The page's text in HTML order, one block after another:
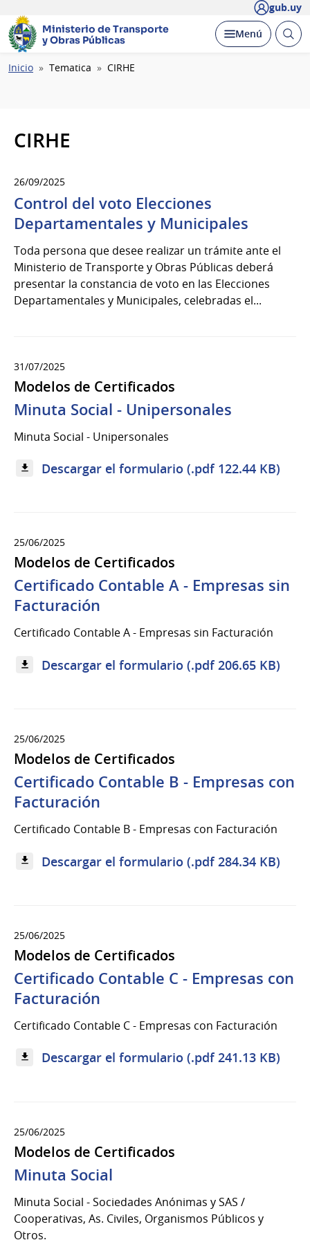
gub.uy
Ministerio de Transporte
y Obras Públicas
Desplegar
Menú Abrir
Ruta
Inicio Tematica CIRHE
CIRHE
26/09/2025
Control del voto Elecciones
Departamentales y Municipales
Toda persona que desee realizar un trámite ante el
Ministerio de Transporte y Obras Públicas deberá
presentar la constancia de voto en las Elecciones
Departamentales y Municipales, celebradas el...
31/07/2025
Modelos de Certificados
Minuta Social - Unipersonales
Minuta Social - Unipersonales
Descargar el formulario (.pdf 122.44 KB)
25/06/2025
Modelos de Certificados
Certificado Contable A - Empresas sin
Facturación
Certificado Contable A - Empresas sin Facturación
Descargar el formulario (.pdf 206.65 KB)
25/06/2025
Modelos de Certificados
Certificado Contable B - Empresas con
Facturación
Certificado Contable B - Empresas con Facturación
Descargar el formulario (.pdf 284.34 KB)
25/06/2025
Modelos de Certificados
Certificado Contable C - Empresas con
Facturación
Certificado Contable C - Empresas con Facturación
Descargar el formulario (.pdf 241.13 KB)
25/06/2025
Modelos de Certificados
Minuta Social
Minuta Social - Sociedades Anónimas y SAS /
Cooperativas, As. Civiles, Organismos Públicos y
Otros.